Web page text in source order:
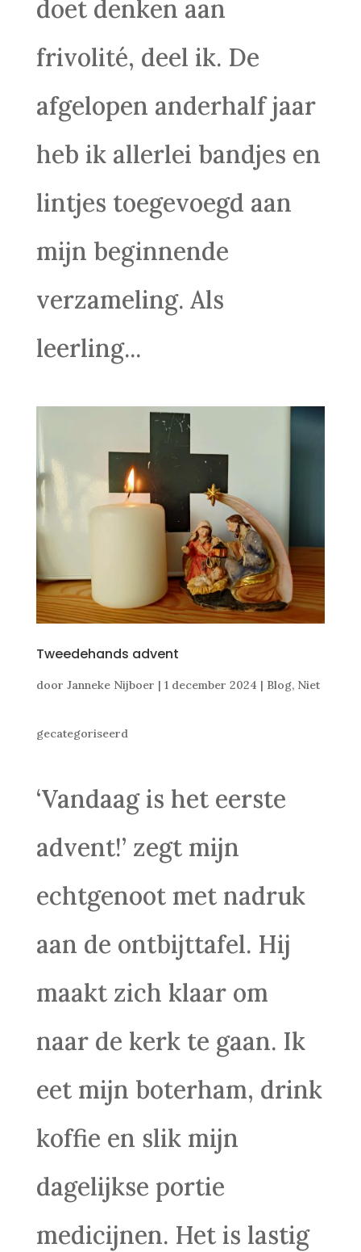
doet denken aan
frivolité, deel ik. De
afgelopen anderhalf jaar
heb ik allerlei bandjes en
lintjes toegevoegd aan
mijn beginnende
verzameling. Als
leerling...
Tweedehands advent
door Janneke Nijboer | 1 december 2024 | Blog, Niet
gecategoriseerd
‘Vandaag is het eerste
advent!’ zegt mijn
echtgenoot met nadruk
aan de ontbijttafel. Hij
maakt zich klaar om
naar de kerk te gaan. Ik
eet mijn boterham, drink
koffie en slik mijn
dagelijkse portie
medicijnen. Het is lastig